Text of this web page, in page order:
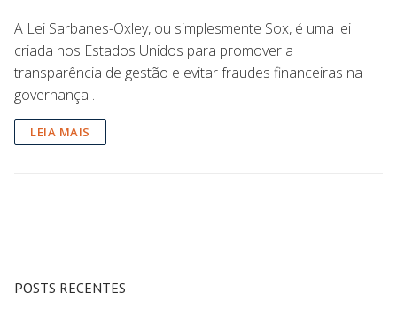
A Lei Sarbanes-Oxley, ou simplesmente Sox, é uma lei
criada nos Estados Unidos para promover a
transparência de gestão e evitar fraudes financeiras na
governança…
LEIA MAIS
POSTS RECENTES